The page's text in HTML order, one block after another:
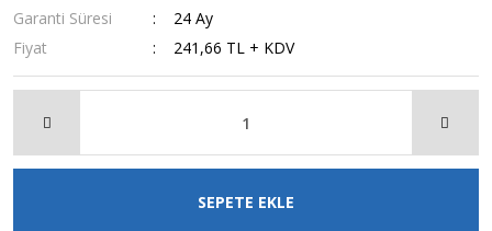
Garanti Süresi
24 Ay
Fiyat
241,66 TL + KDV
SEPETE EKLE